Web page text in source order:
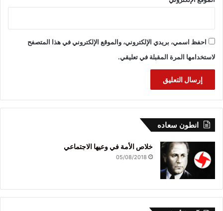
احفظ اسمي، بريدي الإلكتروني، والموقع الإلكتروني في هذا المتصفح
لاستخدامها المرة المقبلة في تعليقي.
انطون سعاده
خلاص الأمة في وعيها الاجتماعي
05/08/2018